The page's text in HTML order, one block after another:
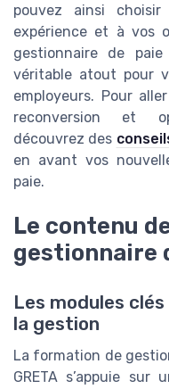
pouvez ainsi
expérience et à vos
gestionnaire de
véritable atout pour
employeurs. Pour
reconversion et
découvrez des
en avant vos
paie.
Le contenu
gestionnaire
Les modules
la gestion
La formation de
GRETA s’appuie sur